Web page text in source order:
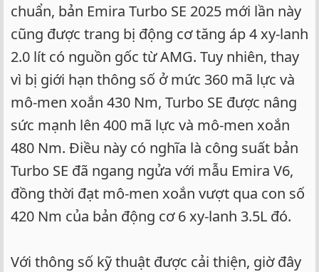
chuẩn, bản Emira Turbo SE 2025 mới lần này
cũng được trang bị động cơ tăng áp 4 xy-lanh
2.0 lít có nguồn gốc từ AMG. Tuy nhiên, thay
vì bị giới hạn thông số ở mức 360 mã lực và
mô-men xoắn 430 Nm, Turbo SE được nâng
sức mạnh lên 400 mã lực và mô-men xoắn
480 Nm. Điều này có nghĩa là công suất bản
Turbo SE đã ngang ngửa với mẫu Emira V6,
đồng thời đạt mô-men xoắn vượt qua con số
420 Nm của bản động cơ 6 xy-lanh 3.5L đó.
Với thông số kỹ thuật được cải thiện, giờ đây